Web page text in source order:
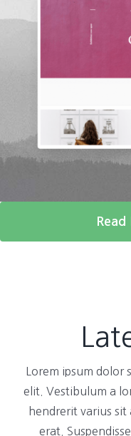
Lorem ipsum
elit. Vestibulum a
hendrerit varius
erat.